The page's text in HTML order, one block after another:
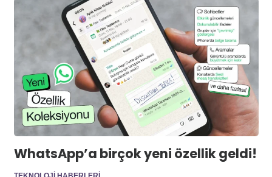
WhatsApp’a birçok yeni özellik geldi!